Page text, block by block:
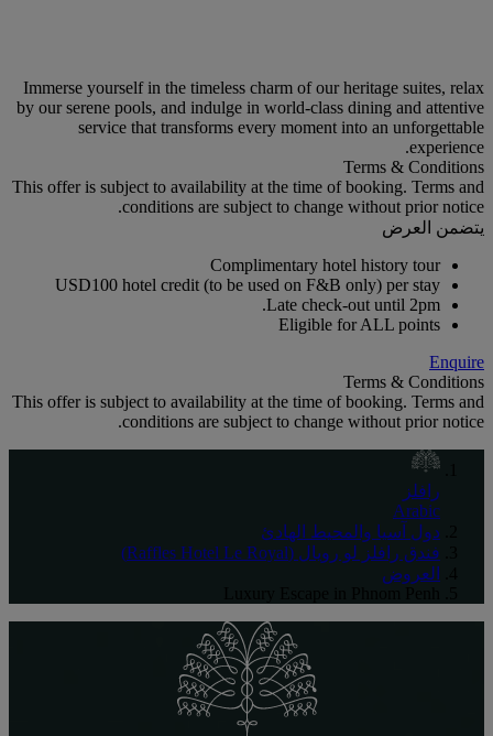
Immerse yourself in the timeless charm of our heritage suites, relax
by our serene pools, and indulge in world-class dining and attentive
service that transforms every moment into an unforgettable
experience.
Terms & Conditions
This offer is subject to availability at the time of booking. Terms and
conditions are subject to change without prior notice.
يتضمن العرض
Complimentary hotel history tour
USD100 hotel credit (to be used on F&B only) per stay
Late check-out until 2pm.
Eligible for ALL points
Enquire
Terms & Conditions
This offer is subject to availability at the time of booking. Terms and
conditions are subject to change without prior notice.
رافلز
Arabic
دول آسيا والمحيط الهادئ
فندق رافلز لو رويال (Raffles Hotel Le Royal)
العروض